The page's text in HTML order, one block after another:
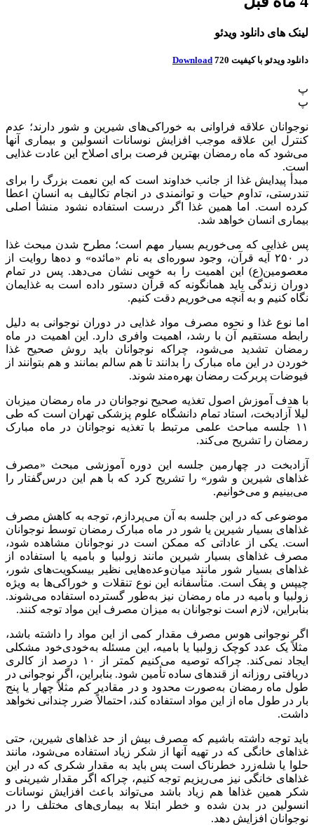
لینک های دانلود ویدئو
دانلود ویدئو با کیفیت 720 Download
پ
پ
نوجوانان علاقه فراوانی به خوراکی‌های شیرین و شور دارند؛ عدم
کنترل این علاقه موجب افزایش نوسانات انسولین و بیماری آنها
می‌شود که ماه رمضان بهترین فرصت برای اصلاح این عادت غذایی
است.
مبدأ پیدایش غذا از جانب خداوند است که این نعمت بزرگ را برای
تندرستی، تداوم حیات و توانمندی در انجام تکالیف به انسان اعطا
کرده است. اما همین غذا اگر درست استفاده نشود منشأ اصلی
بیماری انسان خواهد شد.
پس غذایی که می‌خوریم بسیار مهم است؛ مطرح شدن مبحث غذا
در ۲۵۰ آیه قرآن، وجود سوره‌ای به نام «مائده» و ده‌ها روایت از
معصومین(ع) این اهمیت را به خوبی نشان می‌دهد. پس در تمام
دوران زندگی باید همانگونه که قرآن دستور داده است به غذایمان
نگاه کنیم و به آنچه می‌خوریم دقت کنیم.
اما نوع غذا و نحوه مصرف مواد غذایی در دوران نوجوانی به دلیل
رابطه مستقیم آن با رشد، اهمیت وافری دارد. این اهمیت در ماه
رمضان تشدید می‌شود، چراکه نوجوانان باید روش صحیح غذا
خوردن در این ماه مبارک را بدانند تا هم سالم بمانند و هم بتوانند از
فیوضات پربرکت رمضان بهره‌مند شوند.
با هدف آموزش اصول تغذیه صحیح نوجوانان در ماه رمضان میزبان
لیلا آزادبخت، استاد تمام دانشگاه علوم پزشکی تهران است که طی
۱۱ جلسه مباحث علمی مرتبط با تغذیه نوجوانان در ماه مبارک
رمضان را تشریح می‌کند.
آزادبخت در چهارمین جلسه این دوره آموزشی مبحث «مصرف
غذاهای شیرین و شور» را تشریح کرد که با هم این درس‌گفتار را
می‌بینیم و می‌خوانیم.
موضوعی که در این جلسه به آن می‌پردازم، توجه به کاهش مصرف
غذاهای بسیار شیرین یا شور در ماه مبارک رمضان توسط نوجوانان
است. یکی از عاداتی که ممکن است در نوجوانان مشاهده شود،
مصرف غذاهای بسیار شیرین مانند زولبیا و بامیه یا استفاده از
غذاهای بسیار شور مانند میان‌وعده‌هایی نظیر بیسکویت‌های شور،
چیپس و پفک است. متأسفانه این نوع تنقلات و خوراکی‌ها به ویژه
زولبیا و بامیه در ماه رمضان نیز به‌طور گسترده استفاده می‌شوند.
بنابراین، لازم است نوجوانان به میزان مصرف این مواد توجه کنند.
اگر نوجوانی هوس مصرف مقدار کمی از این مواد را داشته باشد،
مثلاً یک عدد کوچک زولبیا یا بامیه، این مسئله به‌خودی‌خود مشکلی
ایجاد نمی‌کند. چراکه توصیه می‌کنیم کمتر از ۱۰ درصد از کالری
دریافتی روزانه از قندهای ساده تأمین شود. بنابراین، اگر نوجوانی در
طول ماه رمضان به‌صورت محدود و در مقادیر کم مثلاً چهار یا پنج
بار در طول ماه از این مواد استفاده کند، احتمالاً ضرر چندانی نخواهد
داشت.
باید توجه داشته باشیم که مصرف بیش از حد غذاهای شیرین، حتی
غذاهای خانگی که در تهیه آنها از شکر زیاد استفاده می‌شود، مانند
حلوا یا شله‌زرد خطرناک است پس باید به مقدار شکری که در این
غذاهای خانگی نیز می‌ریزیم توجه کنیم، چراکه اگر مقدار شیرینی و
شکر همین غذاها هم زیاد باشد می‌تواند باعث افزایش نوسانات
انسولین در بدن شده و خطر ابتلا به بیماری‌های مختلف را در
نوجوانان افزایش دهد.